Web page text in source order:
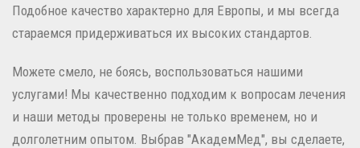
Подобное качество характерно для Европы, и мы всегда
стараемся придерживаться их высоких стандартов.
Можете смело, не боясь, воспользоваться нашими
услугами! Мы качественно подходим к вопросам лечения
и наши методы проверены не только временем, но и
долголетним опытом. Выбрав "АкадемМед", вы сделаете,